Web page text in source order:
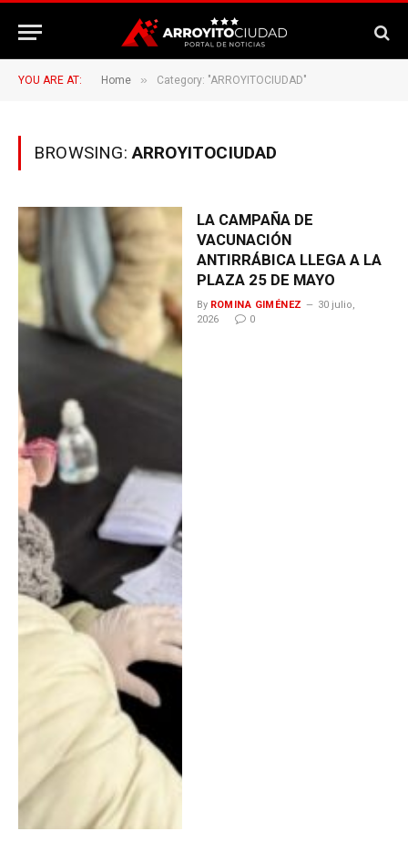
YOU ARE AT: Home » Category: "ARROYITOCIUDAD"
BROWSING:ARROYITOCIUDAD
LA CAMPAÑA DE
VACUNACIÓN
ANTIRRÁBICA LLEGA A LA
PLAZA 25 DE MAYO
By ROMINA GIMÉNEZ
30 julio,
2026
0